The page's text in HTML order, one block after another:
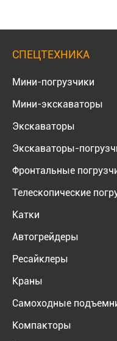
СПЕЦТЕХНИКА
Мини-погрузчики
Мини-экскаваторы
Экскаваторы
Экскаваторы-
Фронтальные
Телескопические
Катки
Автогрейдеры
Ресайклеры
Краны
Самоходные
Компакторы